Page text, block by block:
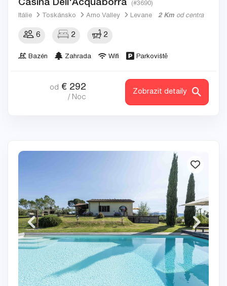
(#3690)
Itálie Toskánsko Arno Valley Levane 2 Km od centra
6 2 2
Bazén Zahrada Wifi Parkoviště
od € 292
/ Noc
Zobrazit detaily